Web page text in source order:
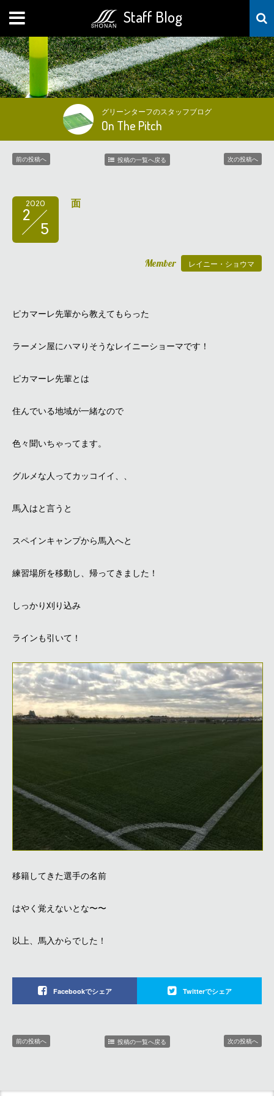
Staff Blog
MENU
グリーンターフのスタッフブログ
On The Pitch
前の投稿へ 投稿の一覧へ戻る 次の投稿へ
2020
2
5
面
Member レイニー・ショウマ
ピカマーレ先輩から教えてもらった
ラーメン屋にハマりそうなレイニーショーマです！
ピカマーレ先輩とは
住んでいる地域が一緒なので
色々聞いちゃってます。
グルメな人ってカッコイイ、、
馬入はと言うと
スペインキャンプから馬入へと
練習場所を移動し、帰ってきました！
しっかり刈り込み
ラインも引いて！
移籍してきた選手の名前
はやく覚えないとな〜〜
以上、馬入からでした！
Facebookでシェア Twitterでシェア
前の投稿へ 投稿の一覧へ戻る 次の投稿へ